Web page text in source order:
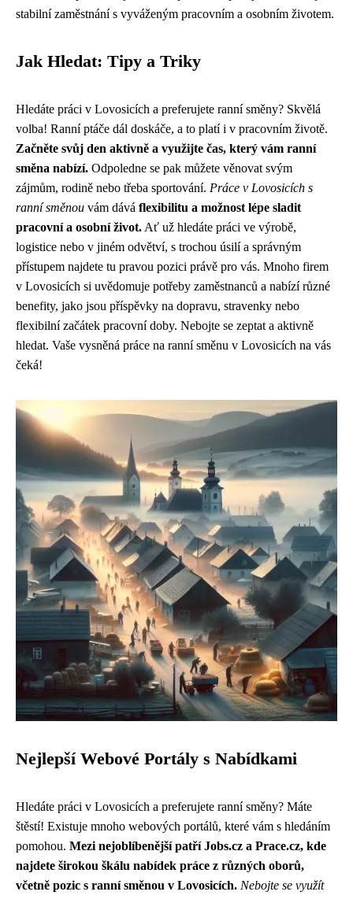
stabilní zaměstnání s vyváženým pracovním a osobním životem.
Jak Hledat: Tipy a Triky
Hledáte práci v Lovosicích a preferujete ranní směny? Skvělá
volba! Ranní ptáče dál doskáče, a to platí i v pracovním životě.
Začněte svůj den aktivně a využijte čas, který vám ranní
směna nabízí. Odpoledne se pak můžete věnovat svým
zájmům, rodině nebo třeba sportování. Práce v Lovosicích s
ranní směnou vám dává flexibilitu a možnost lépe sladit
pracovní a osobní život. Ať už hledáte práci ve výrobě,
logistice nebo v jiném odvětví, s trochou úsilí a správným
přístupem najdete tu pravou pozici právě pro vás. Mnoho firem
v Lovosicích si uvědomuje potřeby zaměstnanců a nabízí různé
benefity, jako jsou příspěvky na dopravu, stravenky nebo
flexibilní začátek pracovní doby. Nebojte se zeptat a aktivně
hledat. Vaše vysněná práce na ranní směnu v Lovosicích na vás
čeká!
Nejlepší Webové Portály s Nabídkami
Hledáte práci v Lovosicích a preferujete ranní směny? Máte
štěstí! Existuje mnoho webových portálů, které vám s hledáním
pomohou. Mezi nejoblíbenější patří Jobs.cz a Prace.cz, kde
najdete širokou škálu nabídek práce z různých oborů,
včetně pozic s ranní směnou v Lovosicích. Nebojte se využít